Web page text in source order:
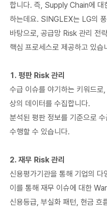
합니다. 즉, Supply Chain에 대
하는데요. SINGLEX는 LG의
바탕으로, 공급망 Risk 관리 전
핵심 프로세스로 제공하고 있습
1. 평판 Risk 관리
수급 이슈를 야기하는 키워드
상의 데이터를 수집합니다.
분석된 평판 정보를 기준으로
수행할 수 있습니다.
2. 재무 Risk 관리
신용평가기관을 통해 기업의
이를 통해 재무 이슈에 대한
신용등급, 부실화 패턴, 현금 흐